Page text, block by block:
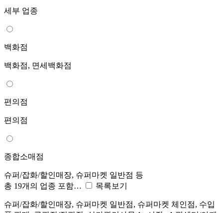
세부 업종
백화점
백화점, 면세백화점
편의점
편의점
종합소매점
슈퍼/잡화/할인매장, 슈퍼마켓 일반점 등
총 19개의 업종 포함…
목록보기
슈퍼/잡화/할인매장, 슈퍼마켓 일반점, 슈퍼마켓 체인점, 수입